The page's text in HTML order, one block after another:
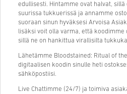
edullisesti. Hintamme ovat halvat,
suurissa tukkuerissä ja annamme
suoraan sinun hyväksesi Arvoisa
lisäksi voit olla varma, että koodimme
sillä ne on hankittua virallisilta
Lähetämme Bloodstained: Ritual of the
digitaalisen koodin sinulle heti
sähköpostiisi.
Live Chattimme (24/7) ja toimiva